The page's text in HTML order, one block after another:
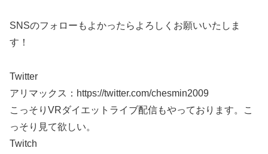
SNSのフォローもよかったらよろしくお願いいたしま
す！
Twitter
アリマックス：https://twitter.com/chesmin2009
こっそりVRダイエットライブ配信もやっております。こ
っそり見て欲しい。
Twitch